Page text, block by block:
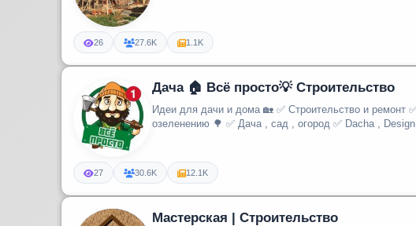
26 27.6K 1.1K
Дача 🏠 Всё просто💡 Строительство
Идеи для дачи и дома 🏡 ✅ Строительство и ремонт ✅ Советы по
озеленению 🌳 ✅ Дача , сад , огород ✅ Dacha , Design
27 30.6K 12.1K
Мастерская | Строительство